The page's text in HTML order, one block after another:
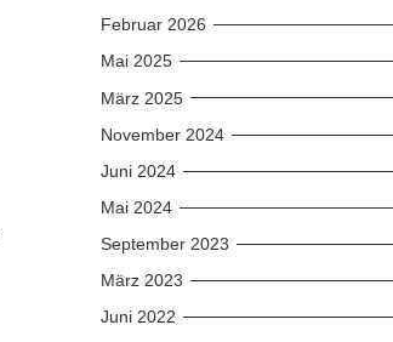
Februar 2026
Mai 2025
März 2025
November 2024
Juni 2024
Mai 2024
September 2023
März 2023
Juni 2022